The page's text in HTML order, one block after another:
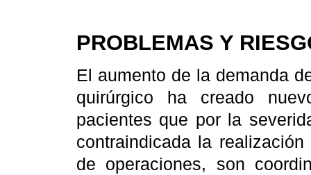
PROBLEMAS Y
El aumento de la demanda
quirúrgico ha creado
pacientes que por la
contraindicada la
de operaciones, son